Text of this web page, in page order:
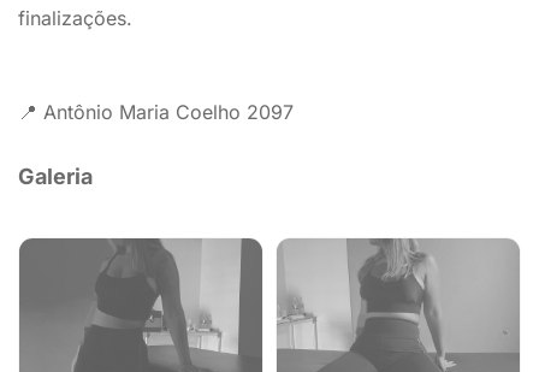
finalizações.
📍 Antônio Maria Coelho 2097
Galeria